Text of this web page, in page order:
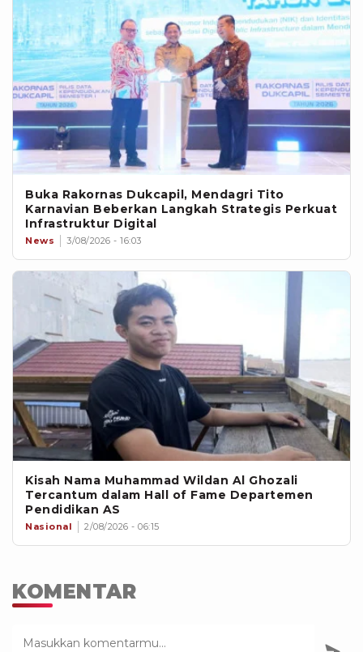
Buka Rakornas Dukcapil, Mendagri Tito
Karnavian Beberkan Langkah Strategis Perkuat
Infrastruktur Digital
News 3/08/2026 - 16:03
Kisah Nama Muhammad Wildan Al Ghozali
Tercantum dalam Hall of Fame Departemen
Pendidikan AS
Nasional 2/08/2026 - 06:15
KOMENTAR